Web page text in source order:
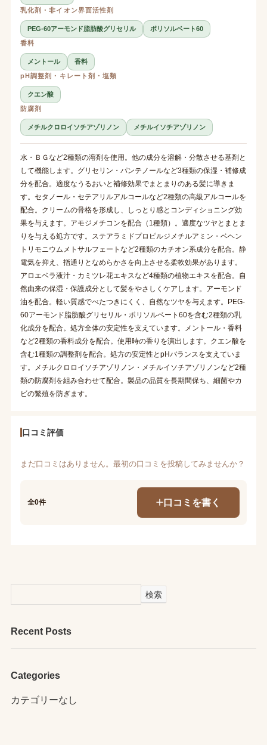
乳化剤・非イオン界面活性剤
PEG-60アーモンド脂肪酸グリセリル
ポリソルベート60
香料
メントール
香料
pH調整剤・キレート剤・塩類
クエン酸
防腐剤
メチルクロロイソチアゾリノン メチルイソチアゾリノン
水・ＢＧなど2種類の溶剤を使用。他の成分を溶解・分散させる基剤と
して機能します。グリセリン・パンテノールなど3種類の保湿・補修成
分を配合。適度なうるおいと補修効果でまとまりのある髪に導きま
す。セタノール・セテアリルアルコールなど2種類の高級アルコールを
配合。クリームの骨格を形成し、しっとり感とコンディショニング効
果を与えます。アモジメチコンを配合（1種類）。適度なツヤとまとま
りを与える処方です。ステアラミドプロピルジメチルアミン・ベヘン
トリモニウムメトサルフェートなど2種類のカチオン系成分を配合。静
電気を抑え、指通りとなめらかさを向上させる柔軟効果があります。
アロエベラ液汁・カミツレ花エキスなど4種類の植物エキスを配合。自
然由来の保湿・保護成分として髪をやさしくケアします。アーモンド
油を配合。軽い質感でべたつきにくく、自然なツヤを与えます。PEG-
60アーモンド脂肪酸グリセリル・ポリソルベート60を含む2種類の乳
化成分を配合。処方全体の安定性を支えています。メントール・香料
など2種類の香料成分を配合。使用時の香りを演出します。クエン酸を
含む1種類の調整剤を配合。処方の安定性とpHバランスを支えていま
す。メチルクロロイソチアゾリノン・メチルイソチアゾリノンなど2種
類の防腐剤を組み合わせて配合。製品の品質を長期間保ち、細菌やカ
ビの繁殖を防ぎます。
口コミ評価
まだ口コミはありません。最初の口コミを投稿してみませんか？
全0件 口コミを書く
検索
Recent Posts
Categories
カテゴリーなし